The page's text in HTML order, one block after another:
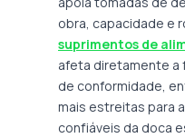
obra, capacidade e
suprimentos de
afeta diretamente a
de conformidade,
mais estreitas para
confiáveis da doca